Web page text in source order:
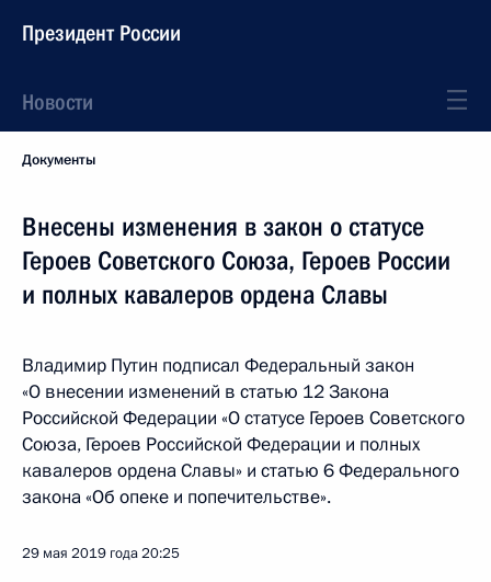
Президент России
Новости
Документы
Внесены изменения в закон о статусе
Героев Советского Союза, Героев России
и полных кавалеров ордена Славы
Владимир Путин подписал Федеральный закон
«О внесении изменений в статью 12 Закона
Российской Федерации «О статусе Героев Советского
Союза, Героев Российской Федерации и полных
кавалеров ордена Славы» и статью 6 Федерального
закона «Об опеке и попечительстве».
29 мая 2019 года20:25